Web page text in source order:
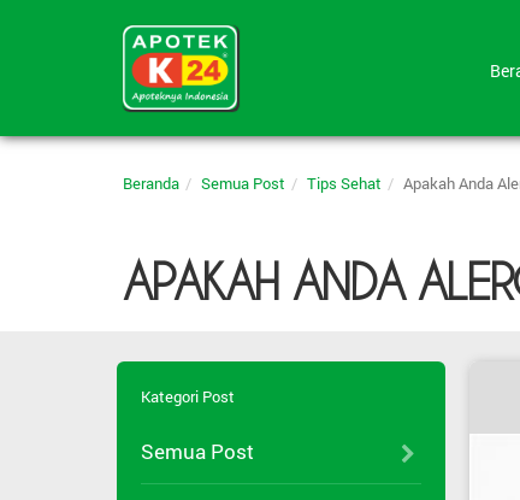
Beranda Semua Post Tips Sehat Apakah Anda
APAKAH ANDA
Kategori Post
Semua Post